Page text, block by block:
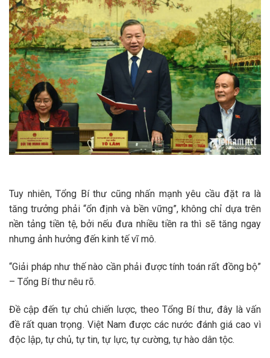
Tuy nhiên, Tổng Bí thư cũng nhấn mạnh yêu cầu đặt ra là
tăng trưởng phải “ổn định và bền vững”, không chỉ dựa trên
nền tảng tiền tệ, bởi nếu đưa nhiều tiền ra thì sẽ tăng ngay
nhưng ảnh hưởng đến kinh tế vĩ mô.
“Giải pháp như thế nào cần phải được tính toán rất đồng bộ”
– Tổng Bí thư nêu rõ.
Đề cập đến tự chủ chiến lược, theo Tổng Bí thư, đây là vấn
đề rất quan trọng. Việt Nam được các nước đánh giá cao vì
độc lập, tự chủ, tự tin, tự lực, tự cường, tự hào dân tộc.